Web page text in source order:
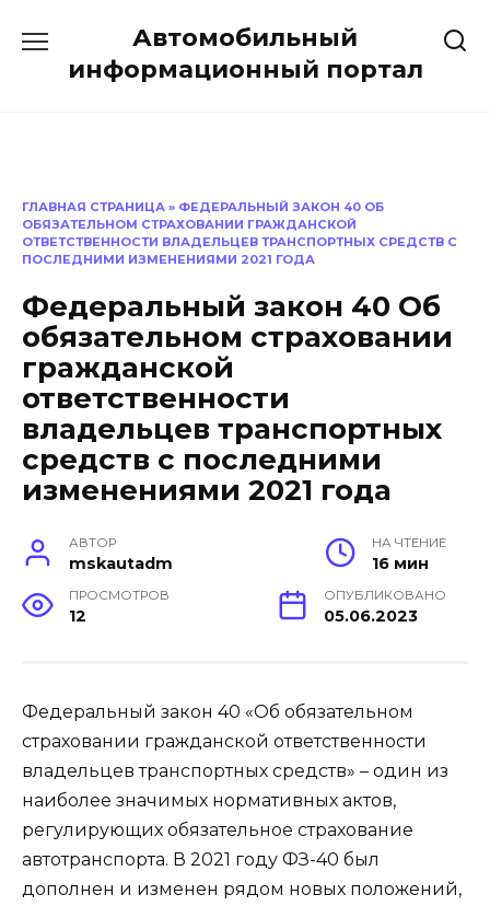
содержанию
Автомобильный
информационный портал
ГЛАВНАЯ СТРАНИЦА » ФЕДЕРАЛЬНЫЙ ЗАКОН 40 ОБ
ОБЯЗАТЕЛЬНОМ СТРАХОВАНИИ ГРАЖДАНСКОЙ
ОТВЕТСТВЕННОСТИ ВЛАДЕЛЬЦЕВ ТРАНСПОРТНЫХ СРЕДСТВ С
ПОСЛЕДНИМИ ИЗМЕНЕНИЯМИ 2021 ГОДА
Федеральный закон 40 Об
обязательном страховании
гражданской
ответственности
владельцев транспортных
средств с последними
изменениями 2021 года
АВТОР
mskautadm
НА ЧТЕНИЕ
16 мин
ПРОСМОТРОВ
12
ОПУБЛИКОВАНО
05.06.2023
Федеральный закон 40 «Об обязательном
страховании гражданской ответственности
владельцев транспортных средств» – один из
наиболее значимых нормативных актов,
регулирующих обязательное страхование
автотранспорта. В 2021 году ФЗ-40 был
дополнен и изменен рядом новых положений,